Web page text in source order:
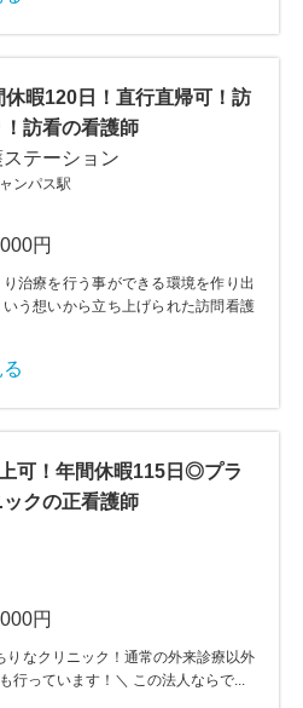
休暇120日！直行直帰可！訪
訪看の看護師
テーション
ンパス駅
円
治療を行う事ができる環境を作り出
う想いから立ち上げられた訪問看護
可！年間休暇115日◎プラ
クの正看護師
円
りなクリニック！通常の外来診療以外
行っています！＼ この法人ならで...